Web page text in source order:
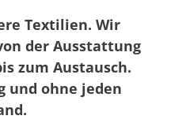
Textilien. Wir
der Ausstattung
zum Austausch.
und ohne jeden